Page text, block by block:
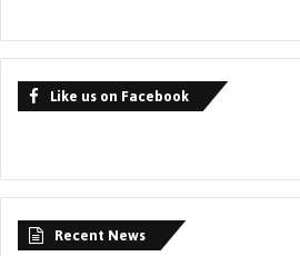
Like us on Facebook
Recent News